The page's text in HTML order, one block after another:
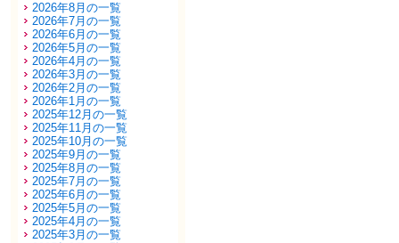
2026年8月の一覧
2026年7月の一覧
2026年6月の一覧
2026年5月の一覧
2026年4月の一覧
2026年3月の一覧
2026年2月の一覧
2026年1月の一覧
2025年12月の一覧
2025年11月の一覧
2025年10月の一覧
2025年9月の一覧
2025年8月の一覧
2025年7月の一覧
2025年6月の一覧
2025年5月の一覧
2025年4月の一覧
2025年3月の一覧